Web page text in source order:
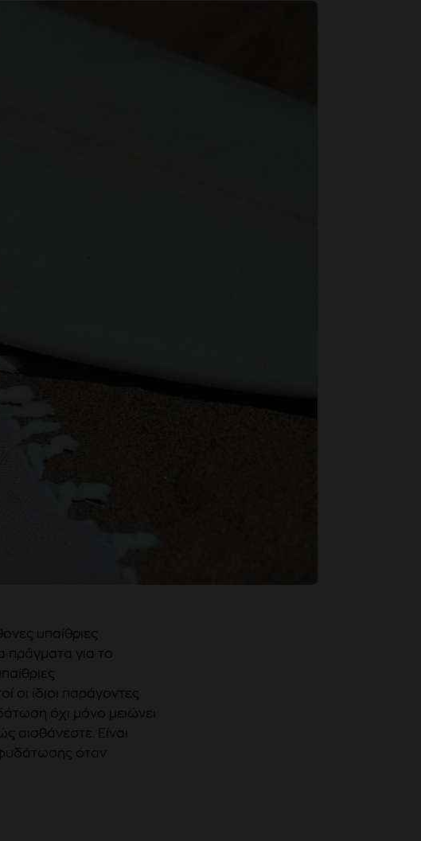
υπαίθριες
πράγματα για το
οι ίδιοι παράγοντες
όχι μόνο μειώνει
αισθάνεστε. Είναι
όταν